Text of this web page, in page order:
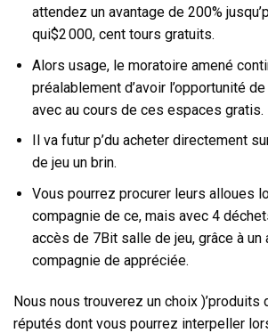
attendez un avantage de 200%
qui$2 000, cent tours gratuits.
Alors usage, le moratoire amené
préalablement d’avoir l’opportunité
avec au cours de ces espaces gratis.
Il va futur p’du acheter directement
de jeu un brin.
Vous pourrez procurer leurs alloues
compagnie de ce, mais avec 4
accès de 7Bit salle de jeu, grâce à
compagnie de appréciée.
Nous nous trouverez un choix )’produits
réputés dont vous pourrez interpeller